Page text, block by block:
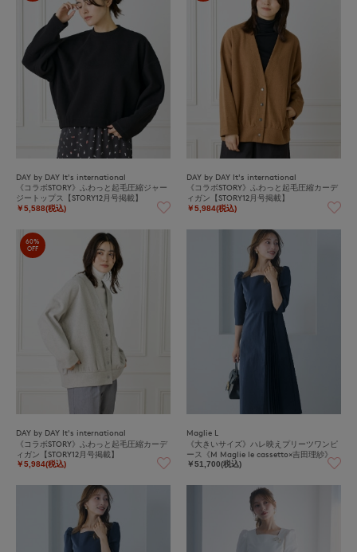
DAY by DAY It's international
《コラボSTORY》ふわっと起毛圧縮ジャー
ジートップス【STORY12月号掲載】
￥5,588(税込)
DAY by DAY It's international
《コラボSTORY》ふわっと起毛圧縮カーデ
ィガン【STORY12月号掲載】
￥5,984(税込)
60%
OFF
DAY by DAY It's international
《コラボSTORY》ふわっと起毛圧縮カーデ
ィガン【STORY12月号掲載】
￥5,984(税込)
Maglie L
《大きいサイズ》ハレ映えプリーツワンピ
ース《M Maglie le cassetto×吉田理紗》
￥51,700(税込)